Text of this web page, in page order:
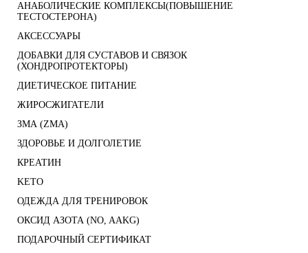
АНАБОЛИЧЕСКИЕ КОМПЛЕКСЫ(ПОВЫШЕНИЕ
ТЕСТОСТЕРОНА)
АКСЕССУАРЫ
ДОБАВКИ ДЛЯ СУСТАВОВ И СВЯЗОК
(ХОНДРОПРОТЕКТОРЫ)
ДИЕТИЧЕСКОЕ ПИТАНИЕ
ЖИРОСЖИГАТЕЛИ
ЗМА (ZMA)
ЗДОРОВЬЕ И ДОЛГОЛЕТИЕ
КРЕАТИН
KETO
ОДЕЖДА ДЛЯ ТРЕНИРОВОК
ОКСИД АЗОТА (NO, AAKG)
ПОДАРОЧНЫЙ СЕРТИФИКАТ